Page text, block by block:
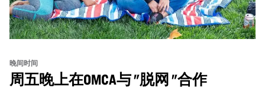
晚间时间
周五晚上在OMCA与 "脱网 "合作